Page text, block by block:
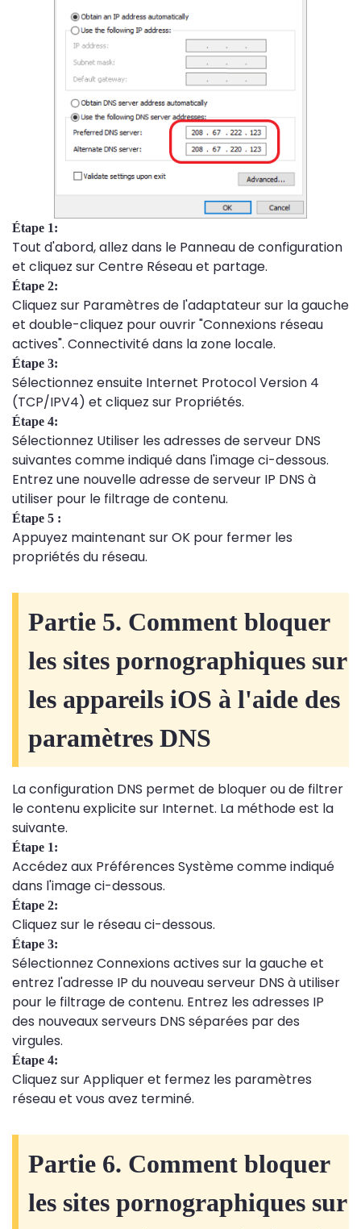
Étape 1:
Tout d'abord, allez dans le Panneau de configuration
et cliquez sur Centre Réseau et partage.
Étape 2:
Cliquez sur Paramètres de l'adaptateur sur la gauche
et double-cliquez pour ouvrir "Connexions réseau
actives". Connectivité dans la zone locale.
Étape 3:
Sélectionnez ensuite Internet Protocol Version 4
(TCP/IPV4) et cliquez sur Propriétés.
Étape 4:
Sélectionnez Utiliser les adresses de serveur DNS
suivantes comme indiqué dans l'image ci-dessous.
Entrez une nouvelle adresse de serveur IP DNS à
utiliser pour le filtrage de contenu.
Étape 5 :
Appuyez maintenant sur OK pour fermer les
propriétés du réseau.
Partie 5. Comment bloquer
les sites pornographiques sur
les appareils iOS à l'aide des
paramètres DNS
La configuration DNS permet de bloquer ou de filtrer
le contenu explicite sur Internet. La méthode est la
suivante.
Étape 1:
Accédez aux Préférences Système comme indiqué
dans l'image ci-dessous.
Étape 2:
Cliquez sur le réseau ci-dessous.
Étape 3:
Sélectionnez Connexions actives sur la gauche et
entrez l'adresse IP du nouveau serveur DNS à utiliser
pour le filtrage de contenu. Entrez les adresses IP
des nouveaux serveurs DNS séparées par des
virgules.
Étape 4:
Cliquez sur Appliquer et fermez les paramètres
réseau et vous avez terminé.
Partie 6. Comment bloquer
les sites pornographiques sur